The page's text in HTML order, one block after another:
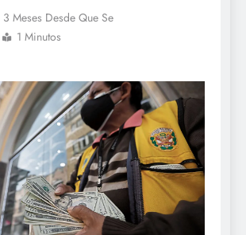
3 Meses Desde Que Se
1 Minutos